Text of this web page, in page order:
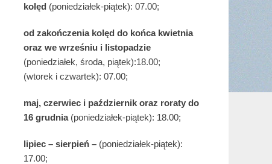
kolęd (poniedziałek-piątek): 07.00;
od zakończenia kolęd do końca kwietnia
oraz we wrześniu i listopadzie
(poniedziałek, środa, piątek):18.00;
(wtorek i czwartek): 07.00;
maj, czerwiec i październik oraz roraty do
16 grudnia (poniedziałek-piątek): 18.00;
lipiec – sierpień – (poniedziałek-piątek):
17.00;